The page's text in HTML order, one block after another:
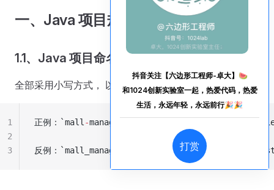
抖音关注【六边形工程师-卓大】🍉
和1024创新实验室一起，热爱代码，热爱
生活，永远年轻，永远前行🎉🎉
打赏
一、Java 项目规范
1.1、Java 项目命名规范
全部采用小写方式， 以中划线分隔。
正例：`mall -management
反例：`mall_management system /
1
2
3